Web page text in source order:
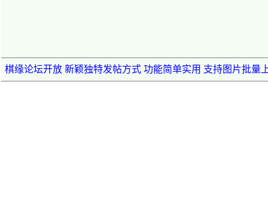
棋缘论坛开放 新颖独特发帖方式 功能简单实用 支持图片批量